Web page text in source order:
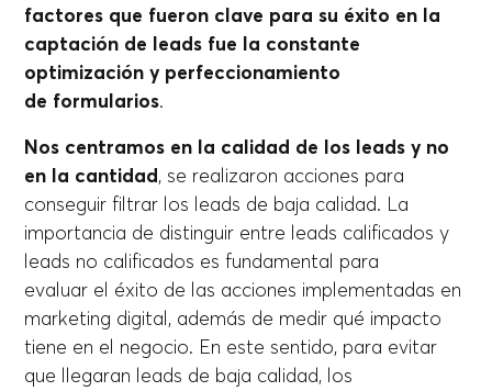
factores que fueron clave para su éxito en la
captación de leads fue la constante
optimización y perfeccionamiento
de formularios.
Nos centramos en la calidad de los leads y no
en la cantidad, se realizaron acciones para
conseguir filtrar los leads de baja calidad. La
importancia de distinguir entre leads calificados y
leads no calificados es fundamental para
evaluar el éxito de las acciones implementadas en
marketing digital, además de medir qué impacto
tiene en el negocio. En este sentido, para evitar
que llegaran leads de baja calidad, los